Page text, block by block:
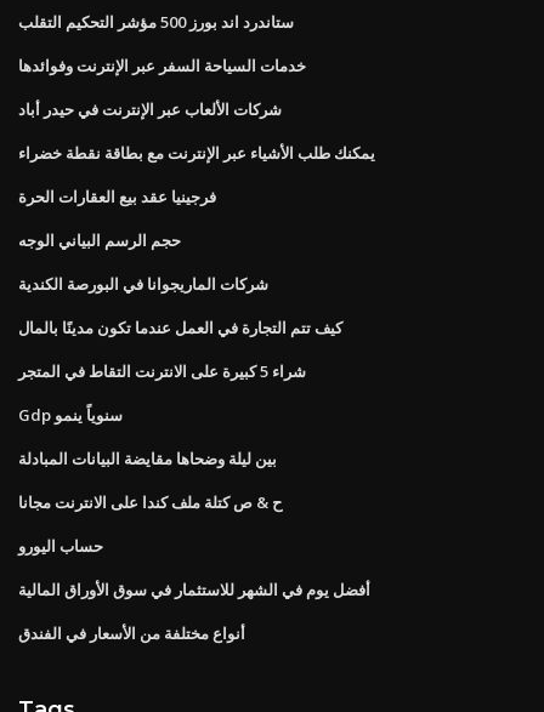
ستاندرد اند بورز 500 مؤشر التحكيم التقلب
خدمات السياحة السفر عبر الإنترنت وفوائدها
شركات الألعاب عبر الإنترنت في حيدر أباد
يمكنك طلب الأشياء عبر الإنترنت مع بطاقة نقطة خضراء
فرجينيا عقد بيع العقارات الحرة
حجم الرسم البياني الوجه
شركات الماريجوانا في البورصة الكندية
كيف تتم التجارة في العمل عندما تكون مدينًا بالمال
شراء 5 كبيرة على الانترنت التقاط في المتجر
Gdp سنوياً ينمو
بين ليلة وضحاها مقايضة البيانات المبادلة
ح & ص كتلة ملف كندا على الانترنت مجانا
حساب اليورو
أفضل يوم في الشهر للاستثمار في سوق الأوراق المالية
أنواع مختلفة من الأسعار في الفندق